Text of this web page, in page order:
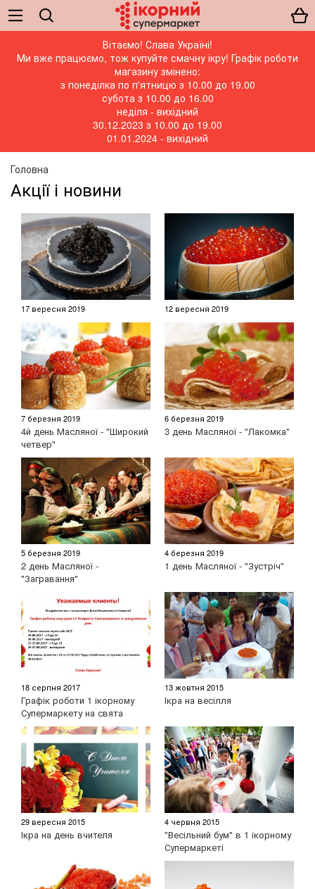
Вітаємо! Слава Україні!
Ми вже працюємо, тож купуйте смачну ікру! Графік роботи
магазину змінено:
з понеділка по п'ятницю з 10.00 до 19.00
субота з 10.00 до 16.00
неділя - вихідний
30.12.2023 з 10.00 до 19.00
01.01.2024 - вихідний
Головна
Акції і новини
17 вересня 2019 12 вересня 2019
7 березня 2019
4й день Масляної - "Широкий
четвер"
6 березня 2019
3 день Масляної - "Лакомка"
5 березня 2019
2 день Масляної -
"Загравання"
4 березня 2019
1 день Масляної - "Зустріч"
18 серпня 2017
Графік роботи 1 ікорному
Супермаркету на свята
13 жовтня 2015
Ікра на весілля
29 вересня 2015
Ікра на день вчителя
4 червня 2015
"Весільний бум" в 1 ікорному
Супермаркеті